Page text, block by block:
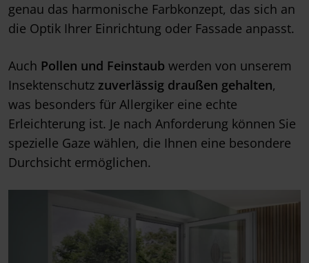
genau das harmonische Farbkonzept, das sich an
die Optik Ihrer Einrichtung oder Fassade anpasst.
Auch Pollen und Feinstaub werden von unserem
Insektenschutz zuverlässig draußen gehalten,
was besonders für Allergiker eine echte
Erleichterung ist. Je nach Anforderung können Sie
spezielle Gaze wählen, die Ihnen eine besondere
Durchsicht ermöglichen.